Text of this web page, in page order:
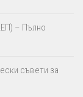
– Пълно
съвети за